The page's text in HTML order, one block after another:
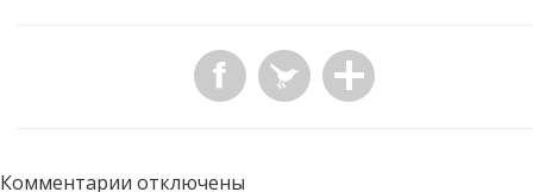
Комментарии отключены